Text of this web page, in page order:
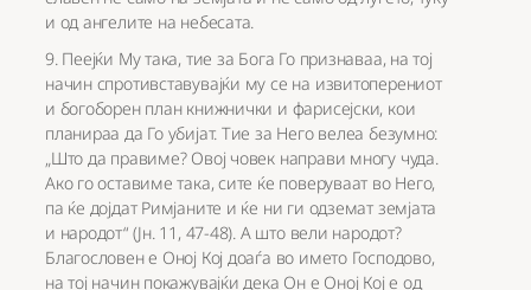
и од ангелите на небесата.
9. Пеејќи Му така, тие за Бога Го признаваа, на тој
начин спротивставувајќи му се на извитоперениот
и богоборен план книжнички и фарисејски, кои
планираа да Го убијат. Тие за Него велеа безумно:
„Што да правиме? Овој човек направи многу чуда.
Ако го оставиме така, сите ќе поверуваат во Него,
па ќе дојдат Римјаните и ќе ни ги одземат земјата
и народот“ (Јн. 11, 47-48). А што вели народот?
Благословен е Оној Кој доаѓа во името Господово,
на тој начин покажувајќи дека Он е Оној Кој е од